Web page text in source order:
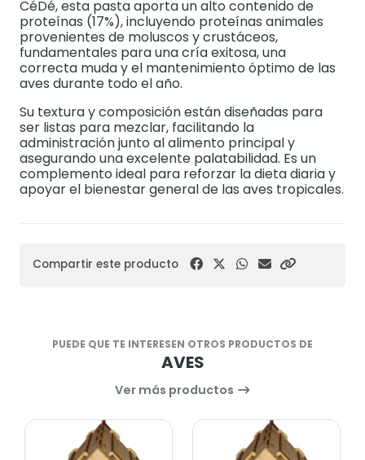
CéDé, esta pasta aporta un alto contenido de
proteínas (17%), incluyendo proteínas animales
provenientes de moluscos y crustáceos,
fundamentales para una cría exitosa, una
correcta muda y el mantenimiento óptimo de las
aves durante todo el año.
Su textura y composición están diseñadas para
ser listas para mezclar, facilitando la
administración junto al alimento principal y
asegurando una excelente palatabilidad. Es un
complemento ideal para reforzar la dieta diaria y
apoyar el bienestar general de las aves tropicales.
Compartir este producto
PUEDE QUE TE INTERESEN OTROS PRODUCTOS DE
AVES
Ver más productos